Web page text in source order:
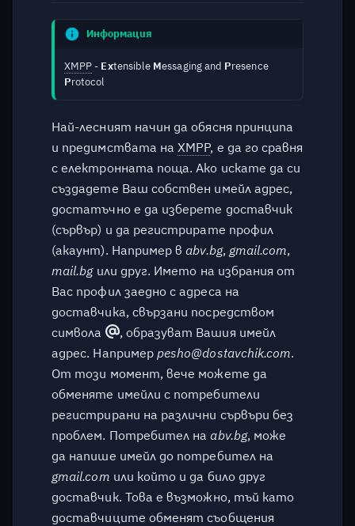
Кой клиент
препоръчвате?
Защо да избирам платена
версия, след като има
От къде мога да сваля
клиент за моята
операционна система?
Мога ли да имам няколко
профила, регистрирани на
различни сървъри?
Кои клиенти поддържат
OMEMO?
Как мога да разбера дали
използвам OMEMO?
Мога ли да използвам друг
метод на криптиране?
Мога ли да използвам OTR
криптиране?
Информация
XMPP - Extensible Messaging and Presence
Protocol
Най-лесният начин да обясня принципа
и предимствата наXMPP, е да го сравня
с електронната поща. Ако искате да си
създадете Ваш собствен имейл адрес,
достатъчно е да изберете доставчик
(сървър) и да регистрирате профил
(акаунт). Например вabv.bg, gmail.com,
mail.bgили друг. Името на избрания от
Вас профил заедно с адреса на
доставчика, свързани посредством
символа
, образуват Вашия имейл
адрес. Напримерpesho@dostavchik.com.
От този момент, вече можете да
обменяте имейли с потребители
регистрирани на различни сървъри без
проблем. Потребител наabv.bg, може
да напише имейл до потребител на
gmail.com или който и да било друг
доставчик. Това е възможно, тъй като
доставчиците обменят съобщения